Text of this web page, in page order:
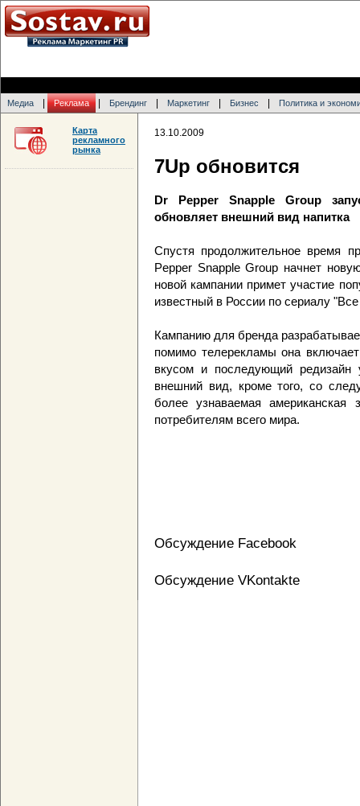
Медиа Реклама Брендинг Маркетинг Бизнес Политика и
13.10.2009
7Up обновится
Dr Pepper Snapple Group
обновляет внешний вид напитка
Спустя продолжительное время
Pepper Snapple Group начнет
новой кампании примет участие
известный в России по сериалу
Кампанию для бренда
помимо телерекламы она
вкусом и последующий редизайн
внешний вид, кроме того, со
более узнаваемая американская
потребителям всего мира.
Обсуждение Facebook
Обсуждение VKontakte
Карта
рекламного
рынка